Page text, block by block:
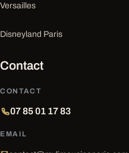
Versailles
Disneyland Paris
Contact
CONTACT
07 85 01 17 83
EMAIL